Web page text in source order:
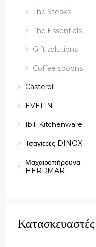
The Steaks
The Essentials
Gift solutions
Coffee spoons
Casteroli
EVELIN
Ibili Kitchenware
Τσαγιέρες DINOX
Μαχαιροπήρουνα
HERDMAR
Κατασκευαστές